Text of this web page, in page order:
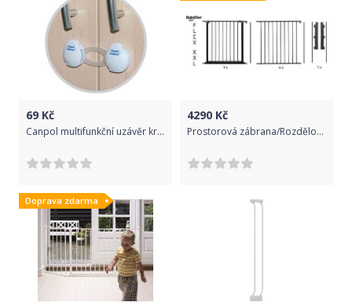
69 Kč
Canpol multifunkční uzávěr krátký 2 ks Bílá
4290 Kč
Prostorová zábrana/Rozdělovač místnosti Baby Dan Flex XXL White 2017
Doprava zdarma